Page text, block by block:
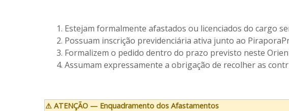
Estejam formalmente afastados ou licenciados do cargo
Possuam inscrição previdenciária ativa junto ao
Formalizem o pedido dentro do prazo previsto neste
Assumam expressamente a obrigação de recolher as
⚠ ATENÇÃO — Enquadramento dos Afastamentos